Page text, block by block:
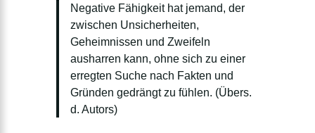
Negative Fähigkeit hat jemand, der
zwischen Unsicherheiten,
Geheimnissen und Zweifeln
ausharren kann, ohne sich zu einer
erregten Suche nach Fakten und
Gründen gedrängt zu fühlen. (Übers.
d. Autors)